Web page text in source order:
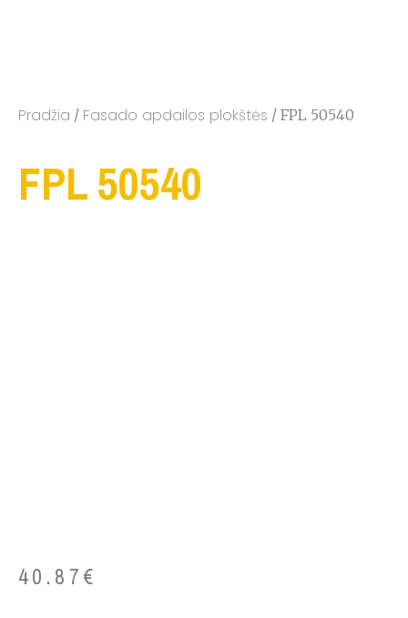
Pradžia / Fasado apdailos plokštės / FPL 50540
FPL 50540
40.87€